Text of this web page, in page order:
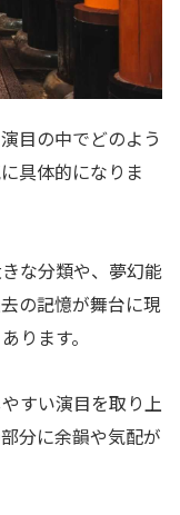
目の中でどのよう
具体的になりま
な分類や、夢幻能
の記憶が舞台に現
ります。
すい演目を取り上
分に余韻や気配が